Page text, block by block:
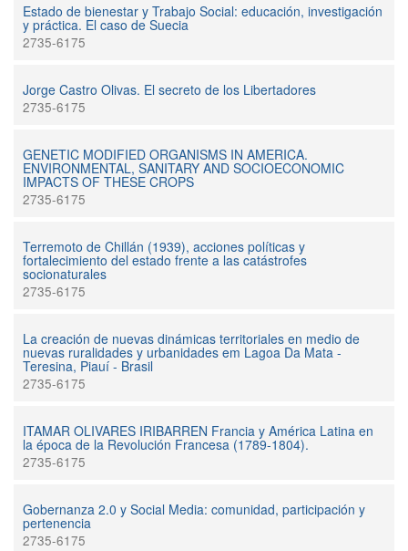
Estado de bienestar y Trabajo Social: educación, investigación
y práctica. El caso de Suecia
2735-6175
Jorge Castro Olivas. El secreto de los Libertadores
2735-6175
GENETIC MODIFIED ORGANISMS IN AMERICA.
ENVIRONMENTAL, SANITARY AND SOCIOECONOMIC
IMPACTS OF THESE CROPS
2735-6175
Terremoto de Chillán (1939), acciones políticas y
fortalecimiento del estado frente a las catástrofes
socionaturales
2735-6175
La creación de nuevas dinámicas territoriales en medio de
nuevas ruralidades y urbanidades em Lagoa Da Mata -
Teresina, Piauí - Brasil
2735-6175
ITAMAR OLIVARES IRIBARREN Francia y América Latina en
la época de la Revolución Francesa (1789-1804).
2735-6175
Gobernanza 2.0 y Social Media: comunidad, participación y
pertenencia
2735-6175